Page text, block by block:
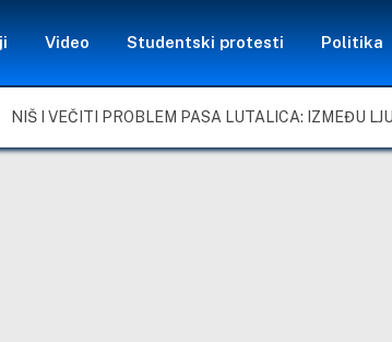
Video Studentski protesti Politika